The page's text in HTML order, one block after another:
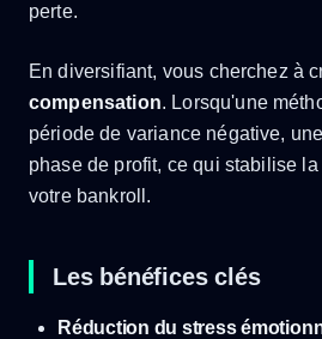
perte.
En diversifiant, vous cherchez à
compensation. Lorsqu'une
période de variance négative,
phase de profit, ce qui stabilise
votre bankroll.
Les bénéfices clés
Réduction du stress